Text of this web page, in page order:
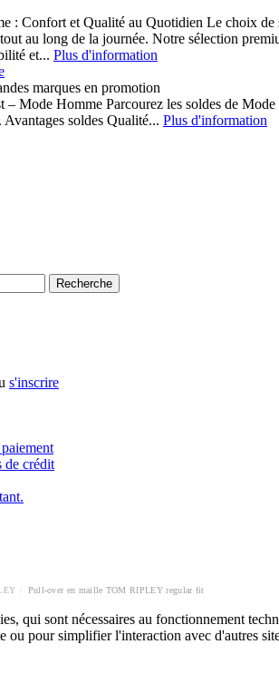
: Confort et Qualité au Quotidien Le choix de
au long de la journée. Notre sélection
et... Plus d'information
marques en promotion
– Mode Homme Parcourez les soldes de
soldes Qualité... Plus d'information
Recherche
s'inscrire
de crédit
Pull-over en maille TOM RIPLEY regular fit
qui sont nécessaires au fonctionnement
ou pour simplifier l'interaction avec d'autres